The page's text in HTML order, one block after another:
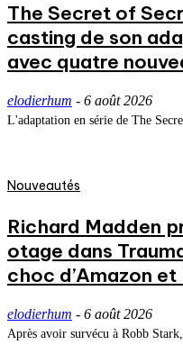
The Secret of
casting de son
avec quatre
elodierhum - 6 août 2026
L'adaptation en série de The
Nouveautés
Richard Madden
otage dans
choc d’Amazon
elodierhum - 6 août 2026
Après avoir survécu à Robb